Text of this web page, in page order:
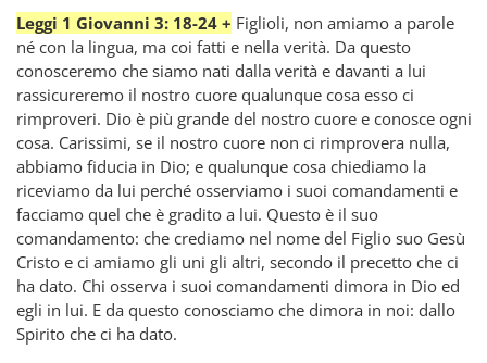
Leggi 1 Giovanni 3: 18-24 + Figlioli, non amiamo a parole
né con la lingua, ma coi fatti e nella verità. Da questo
conosceremo che siamo nati dalla verità e davanti a lui
rassicureremo il nostro cuore qualunque cosa esso ci
rimproveri. Dio è più grande del nostro cuore e conosce ogni
cosa. Carissimi, se il nostro cuore non ci rimprovera nulla,
abbiamo fiducia in Dio; e qualunque cosa chiediamo la
riceviamo da lui perché osserviamo i suoi comandamenti e
facciamo quel che è gradito a lui. Questo è il suo
comandamento: che crediamo nel nome del Figlio suo Gesù
Cristo e ci amiamo gli uni gli altri, secondo il precetto che ci
ha dato. Chi osserva i suoi comandamenti dimora in Dio ed
egli in lui. E da questo conosciamo che dimora in noi: dallo
Spirito che ci ha dato.